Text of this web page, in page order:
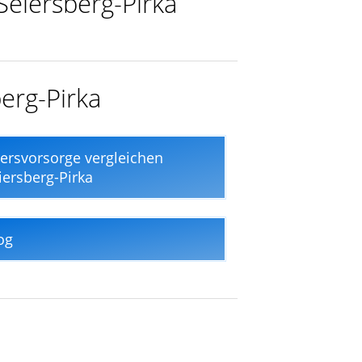
Pirka
vergleichen
Pirka